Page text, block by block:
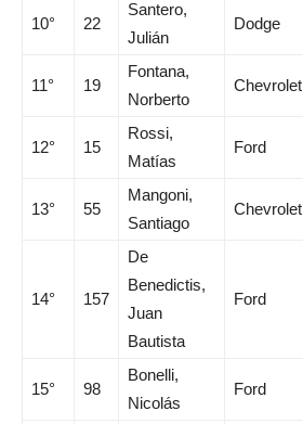
10° 22
Santero,
Julián
Dodge
11° 19
Fontana,
Norberto
Chevrolet
12° 15
Rossi,
Matías
Ford
13° 55
Mangoni,
Santiago
Chevrolet
14° 157
De
Benedictis,
Juan
Bautista
Ford
15° 98
Bonelli,
Nicolás
Ford